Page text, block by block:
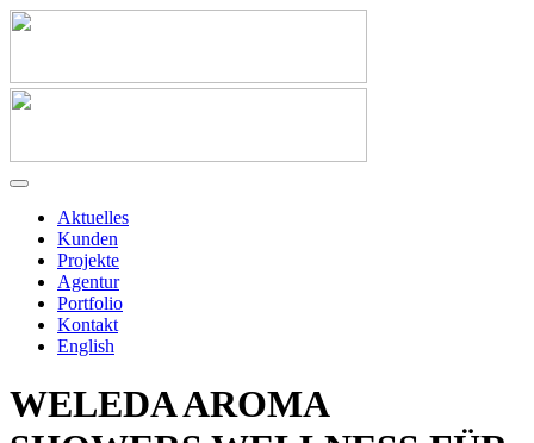
Aktuelles
Kunden
Projekte
Agentur
Portfolio
Kontakt
English
WELEDA AROMA